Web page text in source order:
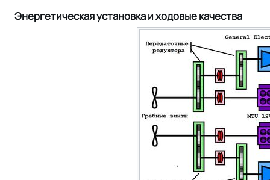
Энергетическая установка и ходовые качества